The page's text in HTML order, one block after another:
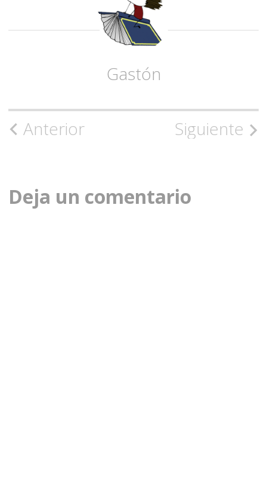
Gastón
Navegación
la
entrada
Anterior Siguiente
Deja un comentario